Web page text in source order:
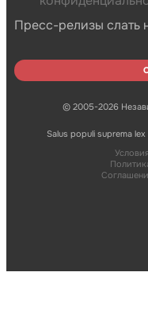
Пресс-релизы слать
© 2005-2026
Salus populi suprema